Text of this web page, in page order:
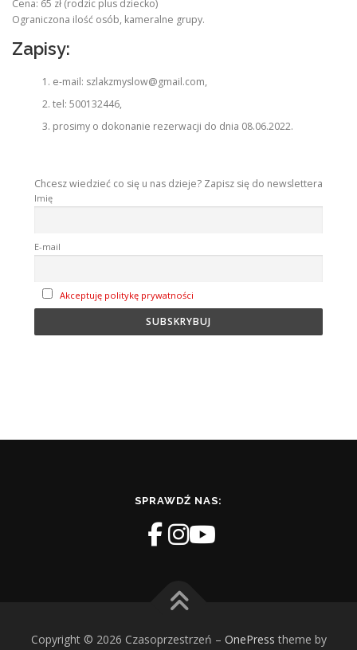
Cena: 65 zł (rodzic plus dziecko)
Ograniczona ilość osób, kameralne grupy.
Zapisy:
e-mail: szlakzmyslow@gmail.com,
tel: 500132446,
prosimy o dokonanie rezerwacji do dnia 08.06.2022.
Chcesz wiedzieć co się u nas dzieje? Zapisz się do newslettera
Imię
E-mail
Akceptuję politykę prywatności
SPRAWDŹ NAS:
Copyright © 2026 Czasoprzestrzeń – OnePress theme by